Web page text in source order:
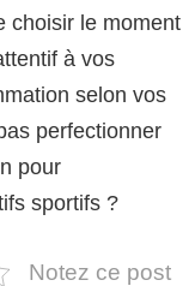
choisir le moment
à vos
selon vos
perfectionner
pour
sportifs ?
Notez ce post